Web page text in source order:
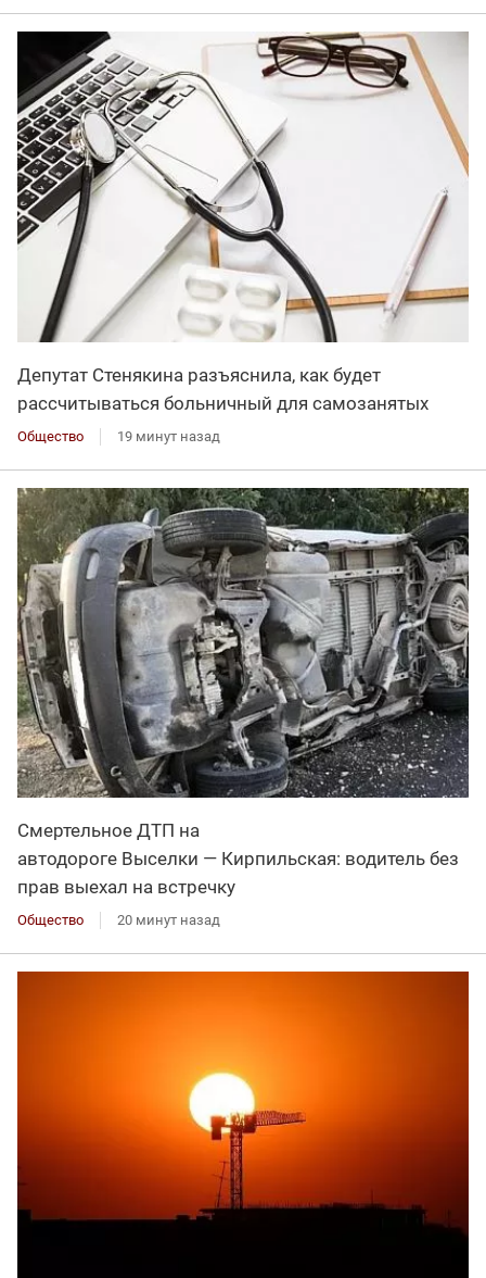
Депутат Стенякина разъяснила, как будет
рассчитываться больничный для самозанятых
Общество 19 минут назад
Смертельное ДТП на
автодороге Выселки — Кирпильская: водитель без
прав выехал на встречку
Общество 20 минут назад